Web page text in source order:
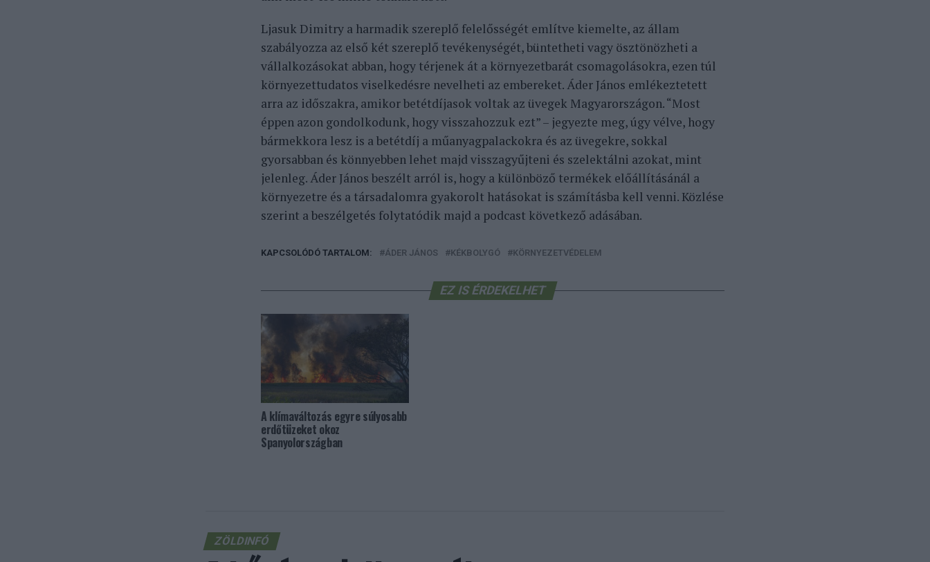
Ljasuk Dimitry a harmadik szereplő felelősségét említve kiemelte, az állam
szabályozza az első két szereplő tevékenységét, büntetheti vagy ösztönözheti a
vállalkozásokat abban, hogy térjenek át a környezetbarát csomagolásokra, ezen túl
környezettudatos viselkedésre nevelheti az embereket.Áder János emlékeztetett
arra az időszakra, amikor betétdíjasok voltak az üvegek Magyarországon. “Most
éppen azon gondolkodunk, hogy visszahozzuk ezt” – jegyezte meg, úgy vélve, hogy
bármekkora lesz is a betétdíj a műanyagpalackokra és az üvegekre, sokkal
gyorsabban és könnyebben lehet majd visszagyűjteni és szelektálni azokat, mint
jelenleg.Áder János beszélt arról is, hogy a különböző termékek előállításánál a
környezetre és a társadalomra gyakorolt hatásokat is számításba kell venni. Közlése
szerint a beszélgetés folytatódik majd a podcast következő adásában.
KAPCSOLÓDÓ TARTALOM: ÁDER JÁNOS KÉKBOLYGÓ KÖRNYEZETVÉDELEM
EZ IS ÉRDEKELHET
A klímaváltozás egyre súlyosabb
erdőtüzeket okoz
Spanyolországban
ZÖLDINFÓ